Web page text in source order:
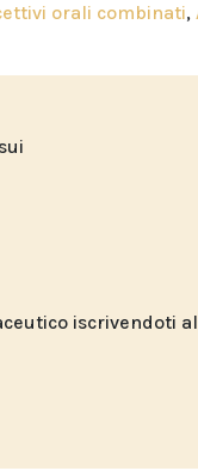
orali combinati,
iscrivendoti